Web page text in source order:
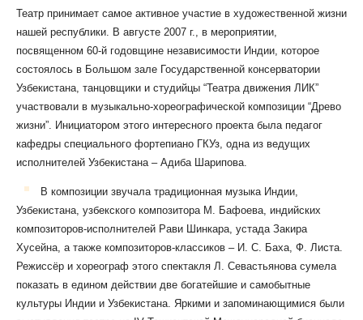
Театр принимает самое активное участие в художественной жизни
нашей республики. В августе 2007 г., в мероприятии,
посвященном 60-й годовщине независимости Индии, которое
состоялось в Большом зале Государственной консерватории
Узбекистана, танцовщики и студийцы “Театра движения ЛИК”
участвовали в музыкально-хореографической композиции “Древо
жизни”. Инициатором этого интересного проекта была педагог
кафедры специального фортепиано ГКУз, одна из ведущих
исполнителей Узбекистана – Адиба Шарипова.
В композиции звучала традиционная музыка Индии,
Узбекистана, узбекского композитора М. Бафоева, индийских
композиторов-исполнителей Рави Шинкара, устада Закира
Хусейна, а также композиторов-классиков – И. С. Баха, Ф. Листа.
Режиссёр и хореограф этого спектакля Л. Севастьянова сумела
показать в едином действии две богатейшие и самобытные
культуры Индии и Узбекистана. Яркими и запоминающимися были